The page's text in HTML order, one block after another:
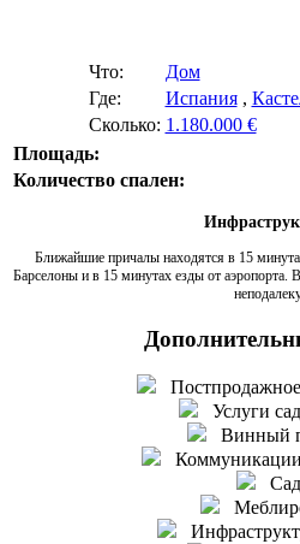
Что:
Дом
Где:
Испания,
Сколько: 1.180.000 €
Площадь:
Количество спален:
Ближайшие причалы находятся в 15
Барселоны и в 15 минутах езды от аэропорта.
Постпродажное
Услуги
Винный
Коммуникации
Сад